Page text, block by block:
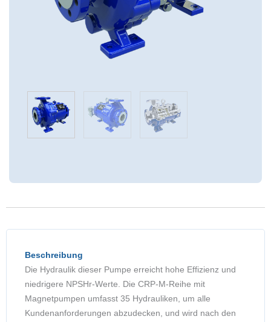
Beschreibung
Die Hydraulik dieser Pumpe erreicht hohe Effizienz und
niedrigere NPSHr-Werte. Die CRP-M-Reihe mit
Magnetpumpen umfasst 35 Hydrauliken, um alle
Kundenanforderungen abzudecken, und wird nach den